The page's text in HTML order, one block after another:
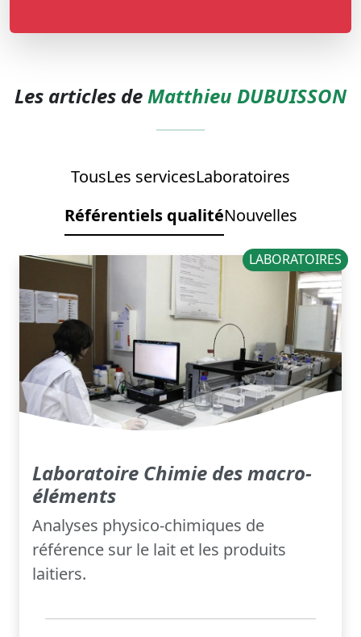
Les articles deMatthieu DUBUISSON
TousLes servicesLaboratoires
Référentiels qualitéNouvelles
LABORATOIRES
Laboratoire Chimie des macro-
éléments
Analyses physico-chimiques de
référence sur le lait et les produits
laitiers.